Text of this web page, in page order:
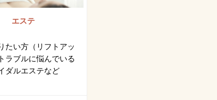
エステ
たい方（リフトアッ
ラブルに悩んでいる
ダルエステなど